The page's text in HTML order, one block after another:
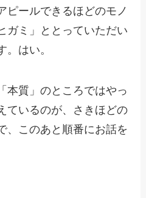
ピールできるほどのモノ
ガミ」ととっていただい
。はい。
本質」のところではやっ
ているのが、さきほどの
、このあと順番にお話を